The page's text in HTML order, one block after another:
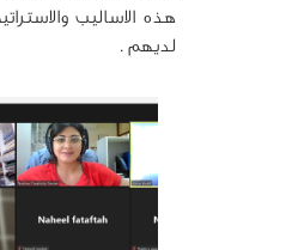
هذه الاساليب
لديهم .